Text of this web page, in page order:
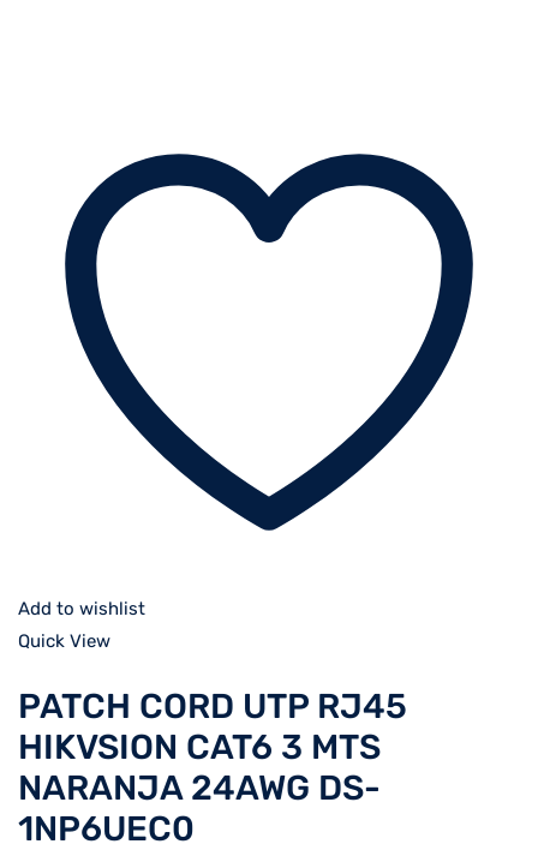
Add to wishlist
Quick View
PATCH CORD UTP RJ45
HIKVSION CAT6 3 MTS
NARANJA 24AWG DS-
1NP6UEC0